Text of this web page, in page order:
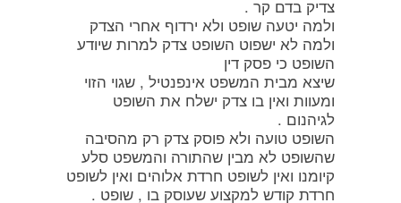
צדיק בדם קר .
ולמה יטעה שופט ולא ירדוף אחרי הצדק
ולמה לא ישפוט השופט צדק למרות שיודע
השופט כי פסק דין
שיצא מבית המשפט אינפנטיל , שגוי הזוי
ומעוות ואין בו צדק ישלח את השופט
לגיהנום .
השופט טועה ולא פוסק צדק רק מהסיבה
שהשופט לא מבין שהתורה והמשפט סלע
קיומנו ואין לשופט חרדת אלוהים ואין לשופט
חרדת קודש למקצוע שעוסק בו , שופט .